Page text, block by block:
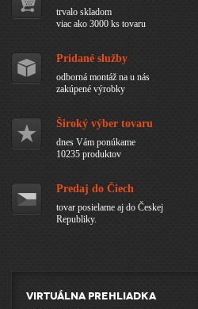
trvalo skladom
viac ako 3000 ks tovaru
Pridané služby
odborná montáž na u nás
zakúpené výrobky
Široký výber tovaru
dnes Vám ponúkame
10235 produktov
Predaj do Čiech
tovar posielame aj do Českej
Republiky.
Virtuálna prehliadka